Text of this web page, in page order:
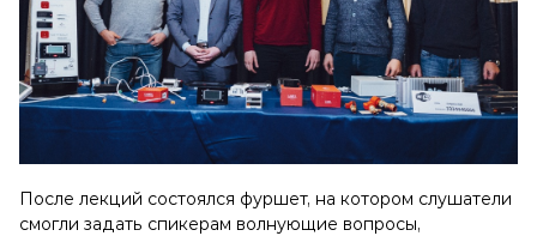
После лекций состоялся фуршет, на котором слушатели
смогли задать спикерам волнующие вопросы,